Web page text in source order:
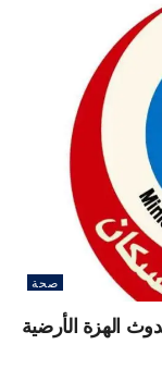
صحة
الهزة الأرضية